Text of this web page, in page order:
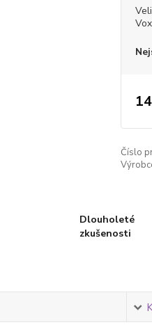
Číslo
Dlouholeté
zkušenosti